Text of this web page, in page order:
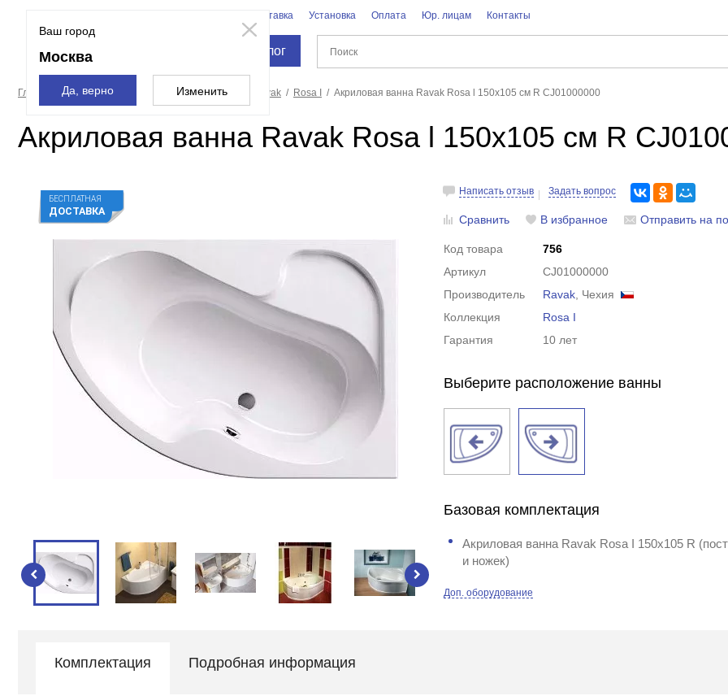
Ваш город
Москва
Да, верно Изменить
Доставка Установка Оплата Юр. лицам Контакты
Каталог
Главная страница Акриловые ванны Ravak Rosa I Акриловая ванна Ravak Rosa l 150x105 см R CJ01000000
Акриловая ванна Ravak Rosa l 150x105 см R
БЕСПЛАТНАЯ
ДОСТАВКА
Написать отзыв Задать вопрос
Сравнить В избранное Отправить на
Код товара
756
Артикул
CJ01000000
Производитель
Ravak , Чехия
Коллекция
Rosa I
Гарантия
10 лет
Выберите расположение ванны
Базовая комплектация
Акриловая ванна Ravak Rosa I 150x105 R
и ножек)
Доп. оборудование
Комплектация Подробная информация